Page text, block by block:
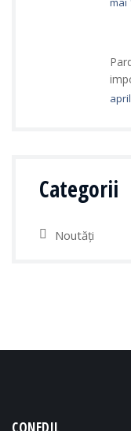
Categorii
Noutăți